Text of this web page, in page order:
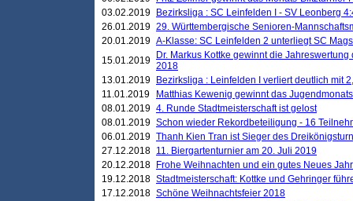
03.02.2019
Bezirksliga : SC Leinfelden I - SV Leonberg
26.01.2019 29. Württembergische Senioren-
20.01.2019 A-Klasse: SC Leinfelden 2 unterliegt SC
15.01.2019
Dr. Markus Kottke gewinnt die
2018
13.01.2019
Bezirksliga : Leinfelden I verliert deutlich mit
11.01.2019
Matthias Kewenig gewinnt das
08.01.2019 4. Runde Stadtmeisterschaft ist gelost
08.01.2019 Schon wieder Rekordbeteiligung - 16
06.01.2019 Thanh Kien Tran ist Sieger des
27.12.2018 11. Biergartenturnier am 20. Juli 2019
20.12.2018
Frohe Weihnachten und ein gutes Neues
19.12.2018 Stadtmeisterschaft: Kottke und Gehringer
17.12.2018 Schöne Weihnachtsfeier 2018